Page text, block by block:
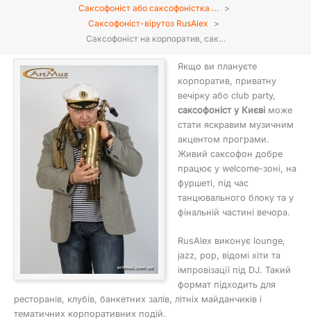
Саксофоніст або саксофоністка …
Саксофоніст-вірутоз RusAlex
Саксофоніст на корпоратив, сак…
Якщо ви плануєте
корпоратив, приватну
вечірку або club party,
саксофоніст у Києві може
стати яскравим музичним
акцентом програми.
Живий саксофон добре
працює у welcome-зоні, на
фуршеті, під час
танцювального блоку та у
фінальній частині вечора.
RusAlex виконує lounge,
jazz, pop, відомі хіти та
імпровізації під DJ. Такий
формат підходить для
ресторанів, клубів, банкетних залів, літніх майданчиків і
тематичних корпоративних подій.